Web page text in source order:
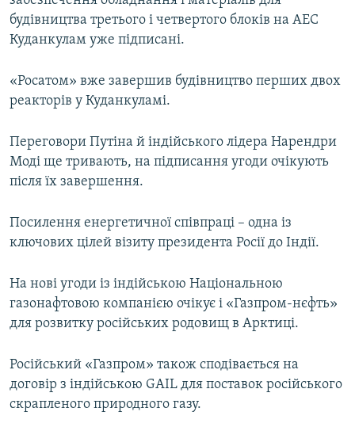
Усі сайти RFE/RL
будівництва третього і четвертого блоків на АЕС
Куданкулам уже підписані.
«Росатом» вже завершив будівництво перших двох
реакторів у Куданкуламі.
Переговори Путіна й індійського лідера Нарендри
Моді ще тривають, на підписання угоди очікують
після їх завершення.
Посилення енергетичної співпраці – одна із
ключових цілей візиту президента Росії до Індії.
На нові угоди із індійською Національною
газонафтовою компанією очікує і «Газпром-нєфть»
для розвитку російських родовищ в Арктиці.
Російський «Газпром» також сподівається на
договір з індійською GAIL для поставок російського
скрапленого природного газу.